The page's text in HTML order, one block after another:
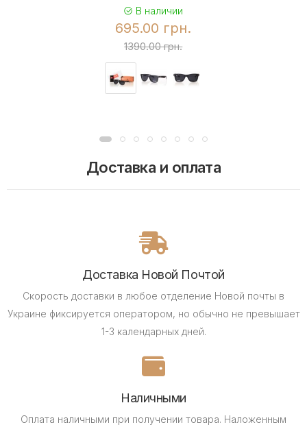
В наличии
695.00 грн.
1390.00 грн.
Доставка и оплата
Доставка Новой Почтой
Скорость доставки в любое отделение Новой почты в
Украине фиксируется оператором, но обычно не превышает
1-3 календарных дней.
Наличными
Оплата наличными при получении товара. Наложенным